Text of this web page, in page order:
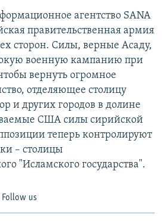
агентство SANA
правительственная армия
сторон. Силы, верные Асаду,
военную кампанию при
вернуть огромное
отделяющее столицу
и других городов в долине
США силы сирийской
теперь контролируют
– столицы
"Исламского государства".
Follow us